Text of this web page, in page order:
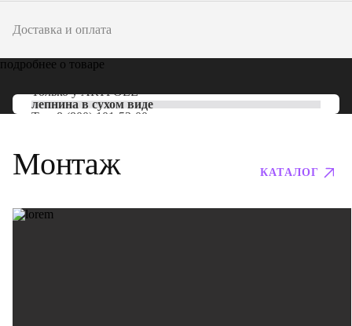
Доставка и оплата
подробнее о товаре
Только уARTPOLE
лепнина в сухом виде
Тел: 8 (800) 101-53-00
Монтаж КАТАЛОГ